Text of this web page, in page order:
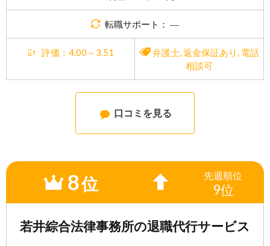
転職サポート： ―
評価：4.00～3.51 弁護士,返金保証あり , 電話
相談可
口コミを見る
8位 先週順位
9位
若井綜合法律事務所の退職代行サービス